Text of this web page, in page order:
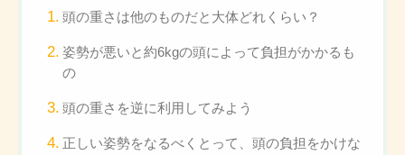
頭の重さは他のものだと大体どれくらい？
姿勢が悪いと約6kgの頭によって負担がかかるも
の
頭の重さを逆に利用してみよう
正しい姿勢をなるべくとって、頭の負担をかけな